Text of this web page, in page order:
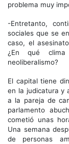
problema muy
-Entretanto,
sociales que se
caso, el
¿En qué
neoliberalismo?
El capital tiene
en la judicatura y
a la pareja de
parlamento
cometió unas
Una semana
de personas